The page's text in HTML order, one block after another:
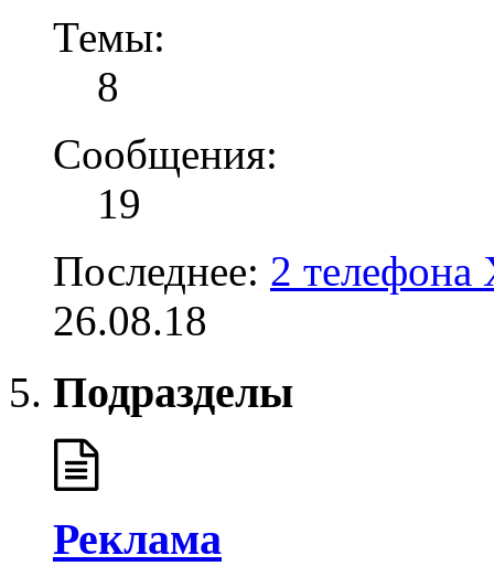
Темы:
8
Сообщения:
19
Последнее: 2 телефона
26.08.18
Подразделы
Реклама